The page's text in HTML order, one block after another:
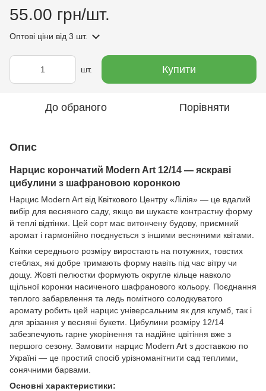
55.00 грн/шт.
Оптові ціни від 3 шт.
шт. Купити
До обраного Порівняти
Опис
Нарцис корончатий Modern Art 12/14 — яскраві
цибулини з шафрановою коронкою
Нарцис Modern Art від Квіткового Центру «Лілія» — це вдалий
вибір для весняного саду, якщо ви шукаєте контрастну форму
й теплі відтінки. Цей сорт має витончену будову, приємний
аромат і гармонійно поєднується з іншими весняними квітами.
Квітки середнього розміру виростають на потужних, товстих
стеблах, які добре тримають форму навіть під час вітру чи
дощу. Жовті пелюстки формують округле кільце навколо
щільної коронки насиченого шафранового кольору. Поєднання
теплого забарвлення та ледь помітного солодкуватого
аромату робить цей нарцис універсальним як для клумб, так і
для зрізання у весняні букети. Цибулини розміру 12/14
забезпечують гарне укорінення та надійне цвітіння вже з
першого сезону. Замовити нарцис Modern Art з доставкою по
Україні — це простий спосіб урізноманітнити сад теплими,
сонячними барвами.
Основні характеристики: